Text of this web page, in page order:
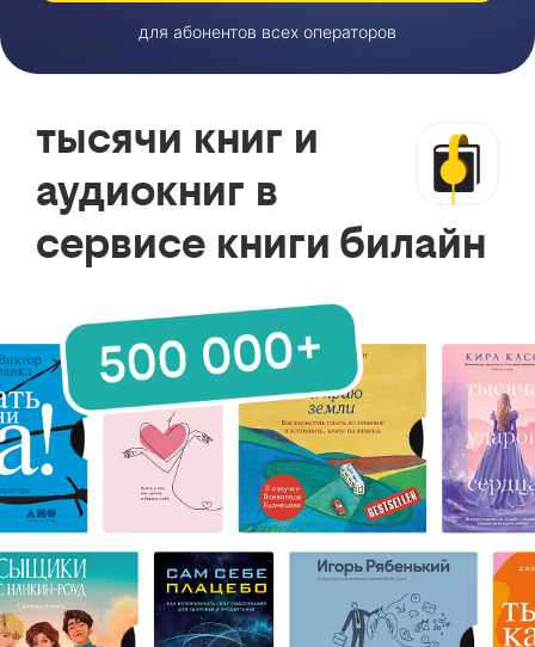
для абонентов всех операторов
тысячи книг и
аудиокниг в
сервисе книги билайн